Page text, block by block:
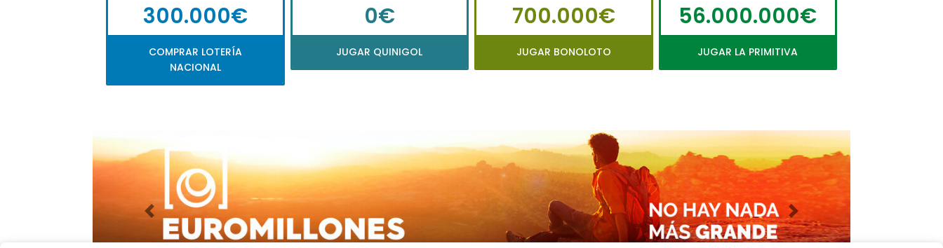
300.000€
COMPRAR LOTERÍA
NACIONAL
0€
JUGAR QUINIGOL
700.000€
JUGAR BONOLOTO
56.000.000€
JUGAR LA PRIMITIVA
Imagen anterior Imagen siguiente